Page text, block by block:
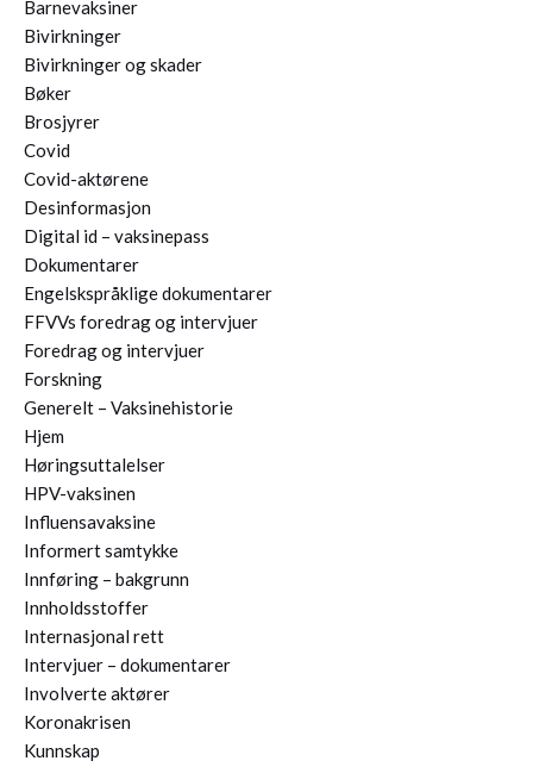
Barnevaksiner
Bivirkninger
Bivirkninger og skader
Bøker
Brosjyrer
Covid
Covid-aktørene
Desinformasjon
Digital id – vaksinepass
Dokumentarer
Engelskspråklige dokumentarer
FFVVs foredrag og intervjuer
Foredrag og intervjuer
Forskning
Generelt – Vaksinehistorie
Hjem
Høringsuttalelser
HPV-vaksinen
Influensavaksine
Informert samtykke
Innføring – bakgrunn
Innholdsstoffer
Internasjonal rett
Intervjuer – dokumentarer
Involverte aktører
Koronakrisen
Kunnskap